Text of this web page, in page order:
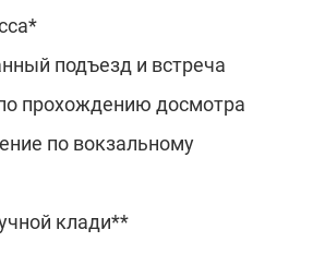
подъезд и встреча
прохождению досмотра
по вокзальному
клади**